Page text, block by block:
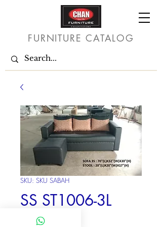
FURNITURE CATALOG
SKU: SKU SABAH
SS ST1006-3L